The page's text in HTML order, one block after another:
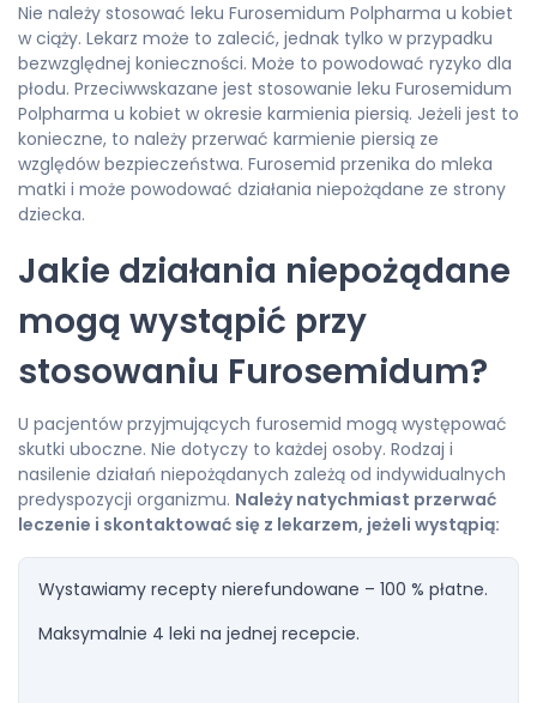
Nie należy stosować leku Furosemidum Polpharma u kobiet
w ciąży. Lekarz może to zalecić, jednak tylko w przypadku
bezwzględnej konieczności. Może to powodować ryzyko dla
płodu. Przeciwwskazane jest stosowanie leku Furosemidum
Polpharma u kobiet w okresie karmienia piersią. Jeżeli jest to
konieczne, to należy przerwać karmienie piersią ze
względów bezpieczeństwa. Furosemid przenika do mleka
matki i może powodować działania niepożądane ze strony
dziecka.
Jakie działania niepożądane
mogą wystąpić przy
stosowaniu Furosemidum?
U pacjentów przyjmujących furosemid mogą występować
skutki uboczne. Nie dotyczy to każdej osoby. Rodzaj i
nasilenie działań niepożądanych zależą od indywidualnych
predyspozycji organizmu. Należy natychmiast przerwać
leczenie i skontaktować się z lekarzem, jeżeli wystąpią:
Wystawiamy recepty nierefundowane – 100 % płatne.
Maksymalnie 4 leki na jednej recepcie.